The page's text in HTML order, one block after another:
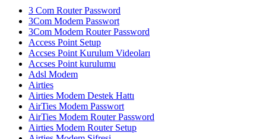
3 Com Router Password
3Com Modem Passwort
3Com Modem Router Password
Access Point Setup
Accses Point Kurulum Videoları
Accses Point kurulumu
Adsl Modem
Airties
Airties Modem Destek Hattı
AirTies Modem Passwort
AirTies Modem Router Password
Airties Modem Router Setup